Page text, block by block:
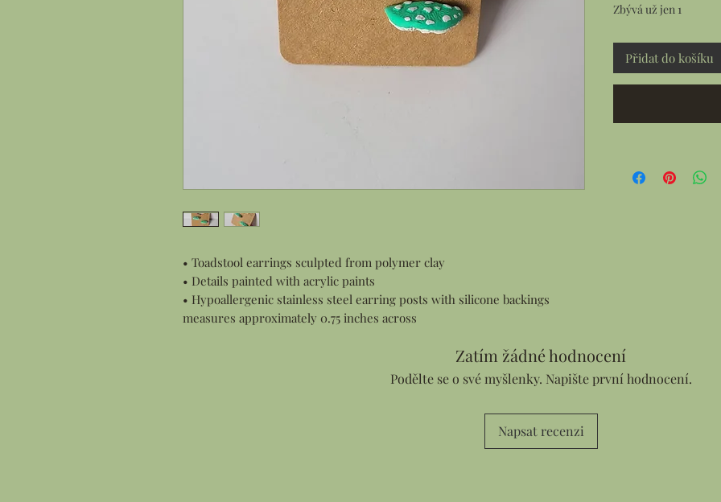
• Toadstool earrings sculpted from polymer clay
• Details painted with acrylic paints
• Hypoallergenic stainless steel earring posts with silicone backings
measures approximately 0.75 inches across
Zbývá už jen 1
Přidat do košíku
Zatím žádné hodnocení
Podělte se o své myšlenky. Napište první hodnocení.
Napsat recenzi